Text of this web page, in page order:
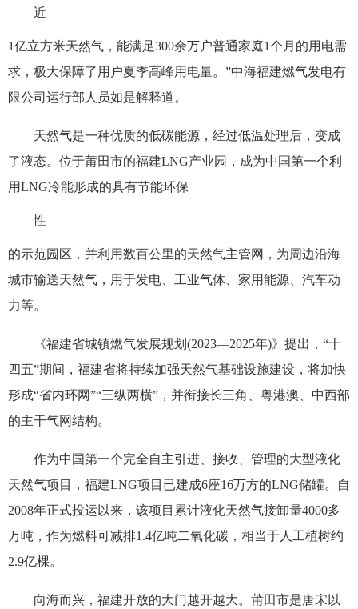
近
1亿立方米天然气，能满足300余万户普通家庭1个月的用电需
求，极大保障了用户夏季高峰用电量。”中海福建燃气发电有
限公司运行部人员如是解释道。
天然气是一种优质的低碳能源，经过低温处理后，变成
了液态。位于莆田市的福建LNG产业园，成为中国第一个利
用LNG冷能形成的具有节能环保
性
的示范园区，并利用数百公里的天然气主管网，为周边沿海
城市输送天然气，用于发电、工业气体、家用能源、汽车动
力等。
《福建省城镇燃气发展规划(2023—2025年)》提出，“十
四五”期间，福建省将持续加强天然气基础设施建设，将加快
形成“省内环网”“三纵两横”，并衔接长三角、粤港澳、中西部
的主干气网结构。
作为中国第一个完全自主引进、接收、管理的大型液化
天然气项目，福建LNG项目已建成6座16万方的LNG储罐。自
2008年正式投运以来，该项目累计液化天然气接卸量4000多
万吨，作为燃料可减排1.4亿吨二氧化碳，相当于人工植树约
2.9亿棵。
向海而兴，福建开放的大门越开越大。莆田市是唐宋以